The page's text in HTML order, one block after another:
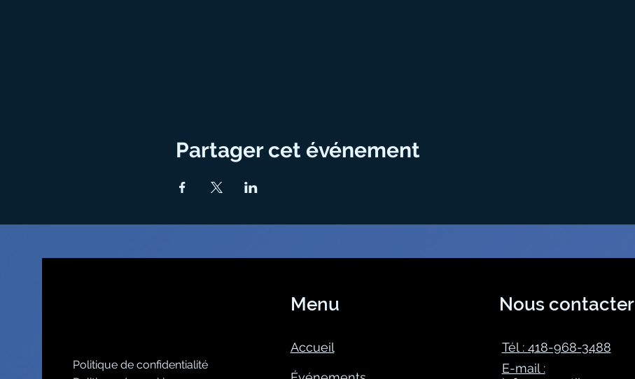
Partager cet événement
Politique de confidentialité
Menu
Accueil
Nous contacter
Tél : 418-968-3488
E-mail :